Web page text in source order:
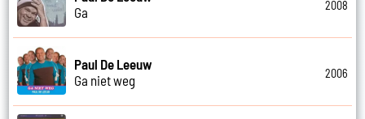
Ga
2008
Paul De Leeuw
Ga niet weg
2006